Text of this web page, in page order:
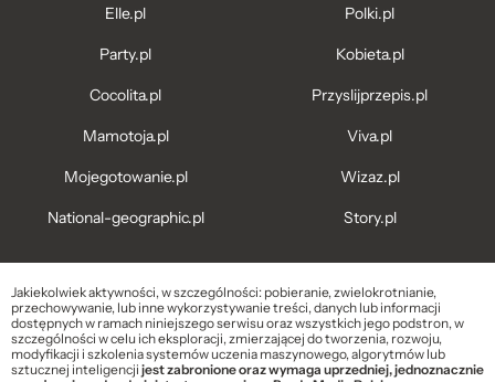
Elle.pl
Party.pl
Cocolita.pl
Mamotoja.pl
Mojegotowanie.pl
National-geographic.pl
Polki.pl
Kobieta.pl
Przyslijprzepis.pl
Viva.pl
Wizaz.pl
Story.pl
Jakiekolwiek aktywności, w szczególności: pobieranie, zwielokrotnianie,
przechowywanie, lub inne wykorzystywanie treści, danych lub informacji
dostępnych w ramach niniejszego serwisu oraz wszystkich jego podstron, w
szczególności w celu ich eksploracji, zmierzającej do tworzenia, rozwoju,
modyfikacji i szkolenia systemów uczenia maszynowego, algorytmów lub
sztucznej inteligencjijest zabronione oraz wymaga uprzedniej, jednoznacznie